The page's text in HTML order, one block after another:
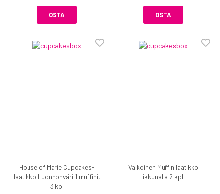
OSTA OSTA
House of Marie Cupcakes-
laatikko Luonnonväri 1 muffini,
3 kpl
Valkoinen Muffinilaatikko
ikkunalla 2 kpl